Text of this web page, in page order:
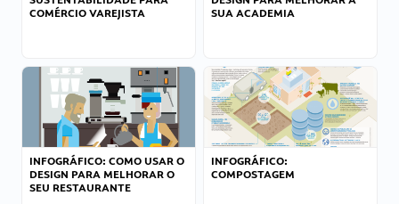
COMÉRCIO VAREJISTA
SUA ACADEMIA
INFOGRÁFICO: COMO USAR O
DESIGN PARA MELHORAR O
SEU RESTAURANTE
INFOGRÁFICO:
COMPOSTAGEM